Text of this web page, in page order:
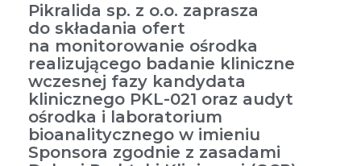
Pikralida sp. z o.o. zaprasza
do składania ofert
na monitorowanie ośrodka
realizującego badanie kliniczne
wczesnej fazy kandydata
klinicznego PKL-021 oraz audyt
ośrodka i laboratorium
bioanalitycznego w imieniu
Sponsora zgodnie z zasadami